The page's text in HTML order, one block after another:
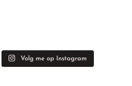
Volg me op Instagram